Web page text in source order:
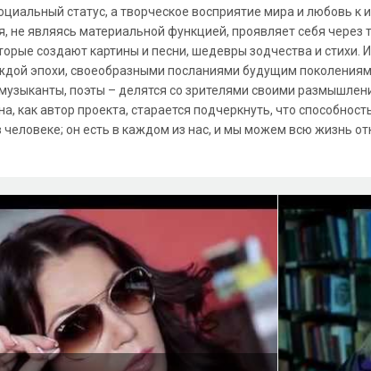
статус, а творческое восприятие мира и любовь к
не являясь материальной функцией, проявляет себя через
создают картины и песни, шедевры зодчества и стихи.
эпохи, своеобразными посланиями будущим
поэты – делятся со зрителями своими
как автор проекта, старается подчеркнуть, что
он есть в каждом из нас, и мы можем всю жизнь